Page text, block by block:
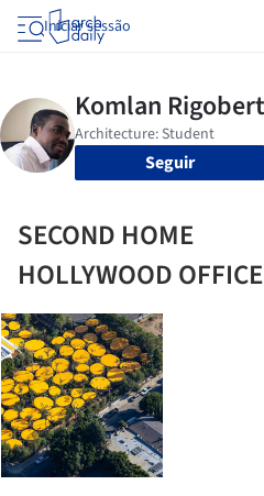
Iniciar sessão
Seguir
SECOND HOME
HOLLYWOOD OFFICE